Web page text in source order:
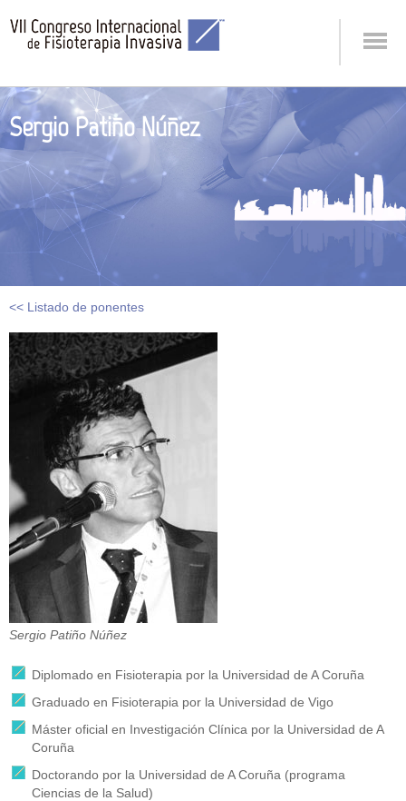
Sergio Patiño Núñez
<< Listado de ponentes
Sergio Patiño Núñez
Diplomado en Fisioterapia por la Universidad de A Coruña
Graduado en Fisioterapia por la Universidad de Vigo
Máster oficial en Investigación Clínica por la Universidad de A
Coruña
Doctorando por la Universidad de A Coruña (programa
Ciencias de la Salud)